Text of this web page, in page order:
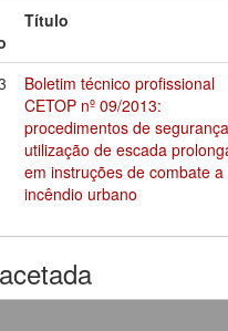
Título
Boletim técnico profissional
CETOP nº 09/2013:
procedimentos de
utilização de escada
em instruções de combate a
incêndio urbano